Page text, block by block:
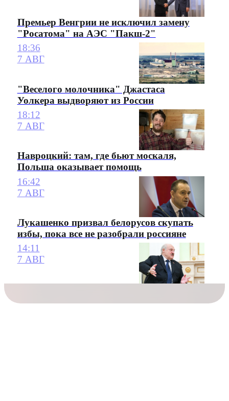
Премьер Венгрии не исключил замену
"Росатома" на АЭС "Пакш-2"
18:36
7 АВГ
"Веселого молочника" Джастаса
Уолкера выдворяют из России
18:12
7 АВГ
Навроцкий: там, где бьют москаля,
Польша оказывает помощь
16:42
7 АВГ
Лукашенко призвал белорусов скупать
избы, пока все не разобрали россияне
14:11
7 АВГ